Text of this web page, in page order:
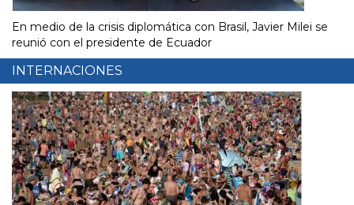
En medio de la crisis diplomática con Brasil, Javier Milei se
reunió con el presidente de Ecuador
INTERNACIONES